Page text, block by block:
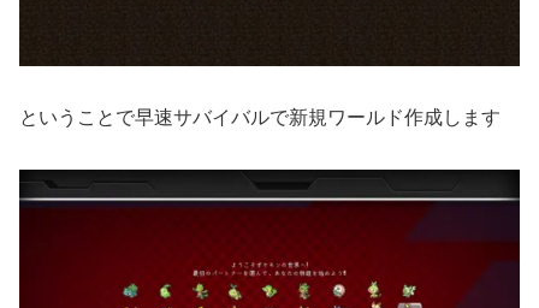
ということで早速サバイバルで新規ワールド作成します